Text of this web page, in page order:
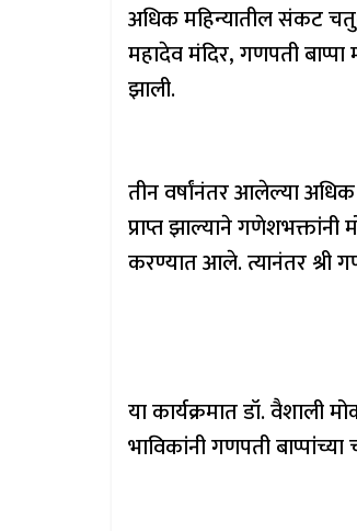
अधिक महिन्यातील संकट
महादेव मंदिर, गणपती
झाली.
तीन वर्षांनंतर आलेल्या
प्राप्त झाल्याने
करण्यात आले. त्यानंतर श्री
या कार्यक्रमात डॉ. वैशाली
भाविकांनी गणपती